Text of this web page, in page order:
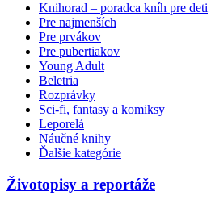
Knihorad – poradca kníh pre deti
Pre najmenších
Pre prvákov
Pre pubertiakov
Young Adult
Beletria
Rozprávky
Sci-fi, fantasy a komiksy
Leporelá
Náučné knihy
Ďalšie kategórie
Životopisy a reportáže